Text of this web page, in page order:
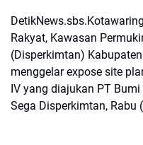
Rakyat, Kawasan
(Disperkimtan)
menggelar expose site
IV yang diajukan PT
Sega Disperkimtan, Rabu